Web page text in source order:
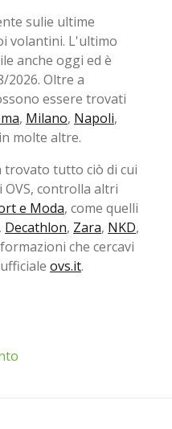
sulie ultime
volantini. L'ultimo
anche oggi ed è
2026. Oltre a
essere trovati
, Milano, Napoli,
molte altre.
trovato tutto ciò di cui
controlla altri
e Moda, come quelli
, Decathlon, Zara, NKD,
che cercavi
ovs.it.